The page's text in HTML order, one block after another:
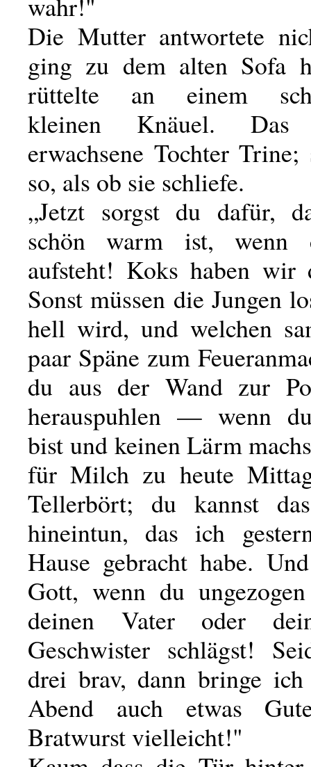
Die Mutter antwortete
ging zu dem alten Sofa
rüttelte an einem
kleinen Knäuel.
erwachsene Tochter
so, als ob sie schliefe.
„Jetzt sorgst du dafür,
schön warm ist, wenn
aufsteht! Koks haben wir
Sonst müssen die Jungen
hell wird, und welchen
paar Späne zum
du aus der Wand zur
herauspuhlen — wenn
bist und keinen Lärm
für Milch zu heute
Tellerbört; du kannst
hineintun, das ich
Hause gebracht habe.
Gott, wenn du
deinen Vater oder
Geschwister schlägst!
drei brav, dann bringe ich
Abend auch etwas
Bratwurst vielleicht!"